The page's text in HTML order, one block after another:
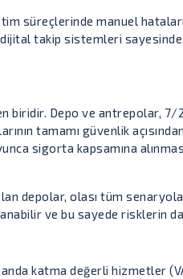
süreçlerinde manuel
takip sistemleri sayesinde,
biridir. Depo ve antrepolar,
tamamı güvenlik
sigorta kapsamına
depolar, olası tüm
ve bu sayede risklerin
katma değerli hizmetler